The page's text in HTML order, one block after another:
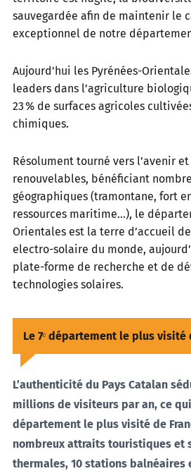
sauvegardée afin de maintenir le
exceptionnel de notre
Aujourd’hui les Pyrénées-
leaders dans l’agriculture
23 % de surfaces agricoles
chimiques.
Résolument tourné vers l’avenir
renouvelables, bénéficiant
géographiques (tramontane, fort
ressources maritime…), le
Orientales est la terre d’accueil
electro-solaire du monde,
plate-forme de recherche et de
technologies solaires.
Le 7ᵉ département le plus visité
L’authenticité du Pays Catalan
millions de visiteurs par an, ce
département le plus visité de
nombreux attraits touristiques et
thermales, 10 stations balnéaires